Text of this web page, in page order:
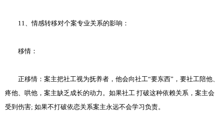
11、情感转移对个案专业关系的影响：
移情：
正移情：案主把社工视为抚养者，他会向社工“要东西”，要社工陪他、
疼他、哄他，案主缺乏成长的动力。如果社工 打破这种依赖关系，案主会
受到伤害; 如果不打破依恋关系案主永远不会学习负责。